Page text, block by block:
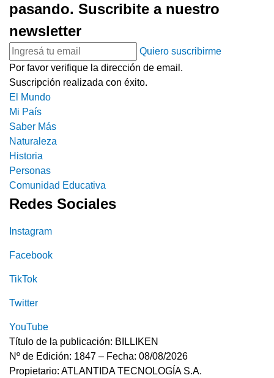
pasando. Suscribite a nuestro
newsletter
Quiero suscribirme
Por favor verifique la dirección de email.
Suscripción realizada con éxito.
El Mundo
Mi País
Saber Más
Naturaleza
Historia
Personas
Comunidad Educativa
Redes Sociales
Instagram
Facebook
TikTok
Twitter
YouTube
Título de la publicación: BILLIKEN
Nº de Edición: 1847 – Fecha: 08/08/2026
Propietario: ATLANTIDA TECNOLOGÍA S.A.